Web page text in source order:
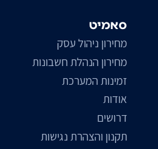
סאמיט
מחירון ניהול עסק
מחירון הנהלת חשבונות
זמינות המערכת
אודות
דרושים
תקנון והצהרת נגישות